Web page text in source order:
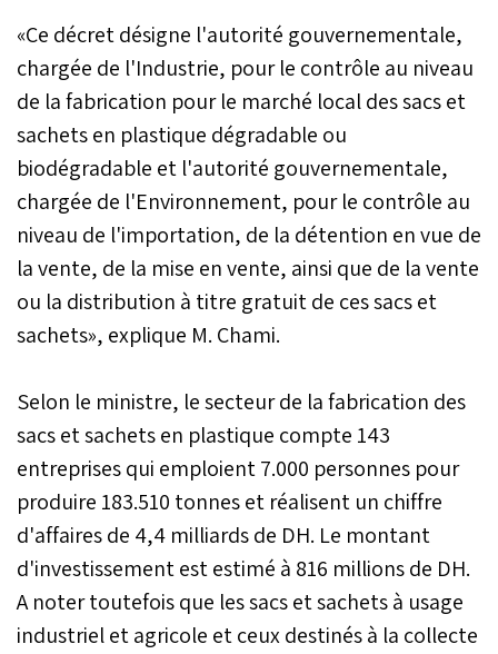
«Ce décret désigne l'autorité gouvernementale,
chargée de l'Industrie, pour le contrôle au niveau
de la fabrication pour le marché local des sacs et
sachets en plastique dégradable ou
biodégradable et l'autorité gouvernementale,
chargée de l'Environnement, pour le contrôle au
niveau de l'importation, de la détention en vue de
la vente, de la mise en vente, ainsi que de la vente
ou la distribution à titre gratuit de ces sacs et
sachets», explique M. Chami.
Selon le ministre, le secteur de la fabrication des
sacs et sachets en plastique compte 143
entreprises qui emploient 7.000 personnes pour
produire 183.510 tonnes et réalisent un chiffre
d'affaires de 4,4 milliards de DH. Le montant
d'investissement est estimé à 816 millions de DH.
A noter toutefois que les sacs et sachets à usage
industriel et agricole et ceux destinés à la collecte